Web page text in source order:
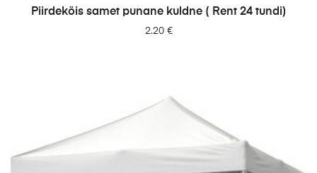
LISA PÄRINGUSSE
Piirdeköis samet punane kuldne ( Rent 24 tundi)
2.20 €